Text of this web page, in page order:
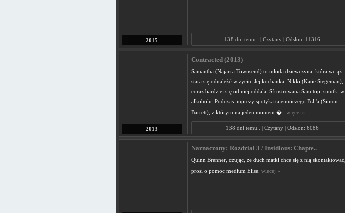
2015 138 dni temu.. | Czytany | Odsłon: 11316
2013
Contracted (2013)
Samantha (Najarra Townsend) to młoda dziewczyna, która wciąż
stara się odnaleźć w życiu. Jej kochanka, Nikki (Katie Stegeman),
coraz bardziej się od niej oddala. Sfrustrowana Sam topi smutki w
alkoholu. Podczas imprezy spotyka tajemniczego B.J.'a (Simon
Barrett), z którym na jeden moment �.. więcej »
138 dni temu.. | Czytany | Odsłon: 6086
Naznaczony: Rozdział 3 / Insidious: Chapte..
Quinn Brenner, czując, że duch matki chce się z nią skontaktować,
prosi o pomoc medium Elise. więcej »